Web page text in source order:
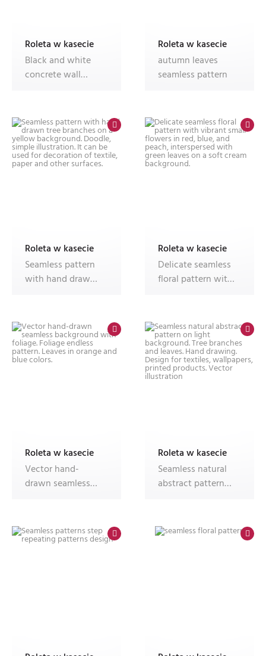
Roleta w kasecie
Black and white
concrete wall
Roleta w kasecie
autumn leaves
seamless pattern
Roleta w kasecie
Seamless pattern
with hand drawn
Roleta w kasecie
Delicate seamless
floral pattern with
Roleta w kasecie
Vector hand-
drawn seamless
Roleta w kasecie
Seamless natural
abstract pattern